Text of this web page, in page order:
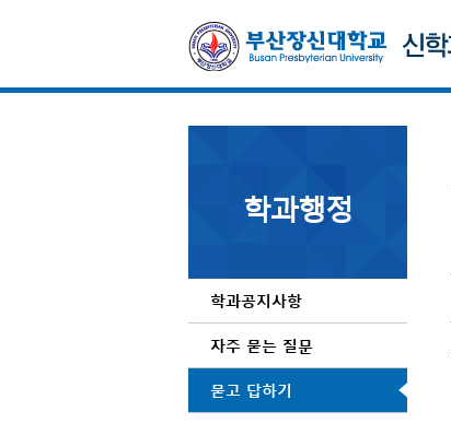
학과행정
학과공지사항
자주 묻는 질문
묻고 답하기